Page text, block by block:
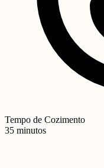
Tempo de Cozimento
35 minutos